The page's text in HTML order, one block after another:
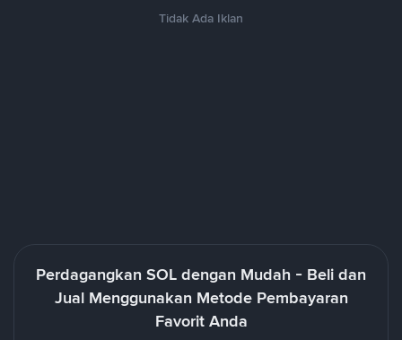
Tidak Ada Iklan
Perdagangkan SOL dengan Mudah - Beli dan
Jual Menggunakan Metode Pembayaran
Favorit Anda